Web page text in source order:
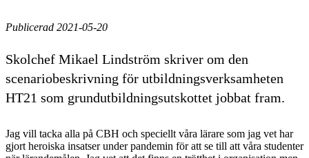
Publicerad 2021-05-20
Skolchef Mikael Lindström skriver om den
scenariobeskrivning för utbildningsverksamheten
HT21 som grundutbildningsutskottet jobbat fram.
Jag vill tacka alla på CBH och speciellt våra lärare som jag vet har
gjort heroiska insatser under pandemin för att se till att våra studenter